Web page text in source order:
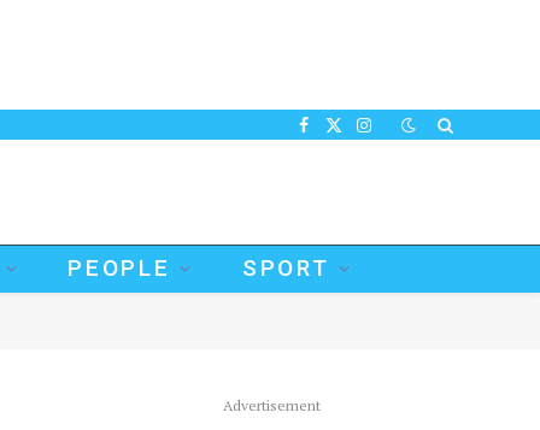
Facebook
X
Instagram
PEOPLE SPORT
Advertisement